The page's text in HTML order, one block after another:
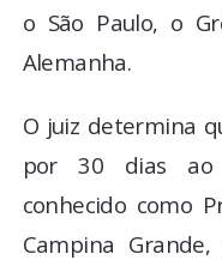
o São Paulo, o
Alemanha.
O juiz determina
por 30 dias ao
conhecido como
Campina